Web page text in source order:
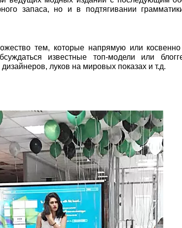
запаса, но и в подтягивании
тем, которые напрямую или
известные топ-модели или
луков на мировых показах и т.д.